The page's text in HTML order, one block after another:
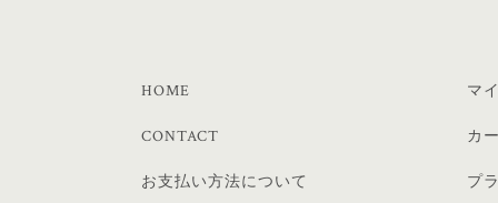
HOME
CONTACT
お支払い方法について
マ
カ
プ